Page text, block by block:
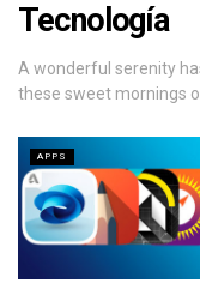
Tecnología
A wonderful serenity
these sweet mornings
APPS